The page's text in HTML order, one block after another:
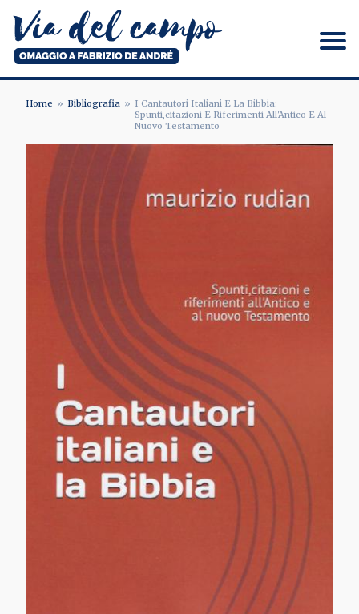
contenuto
principale
Via del campo
PANE
Home Bibliografia
I Cantautori Italiani E La Bibbia:
Spunti,citazioni E Riferimenti All'Antico E Al
Nuovo Testamento